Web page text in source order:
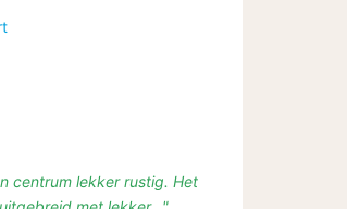
vanaf
€
centrum lekker rustig. Het